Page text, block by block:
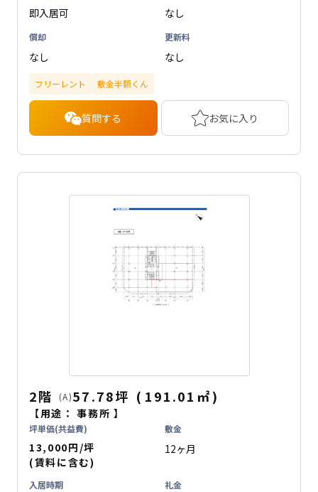
即入居可 なし
償却
なし
更新料
なし
フリーレント 敷金半額くん
質問する お気に入り
2階 (A)57.78坪 ( 191.01 ㎡)
【用途：事務所 】
坪単価(共益費)
13,000円/坪
(賃料に含む)
敷金
12ヶ月
入居時期 礼金